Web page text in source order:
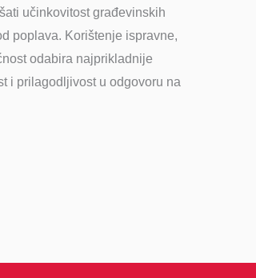
učinkovitost građevinskih
poplava. Korištenje ispravne,
odabira najprikladnije
i prilagodljivost u odgovoru na